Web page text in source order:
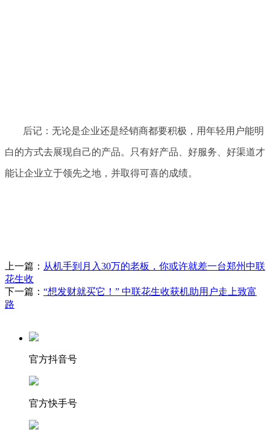
后记：无论是企业还是经销商都要积极，用年轻用户能明
白的方式去展现自己的产品。只有好产品、好服务、好渠道才
能让企业立于领先之地，并取得可喜的成绩。
上一篇： 从机手到月入30万的老板，你或许就差一台郑州中联
花生收
下一篇： “想发财就买它！” 中联花生收获机助用户走上致富
路
官方抖音号
官方快手号